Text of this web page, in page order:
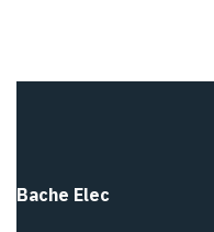
Bache Elec